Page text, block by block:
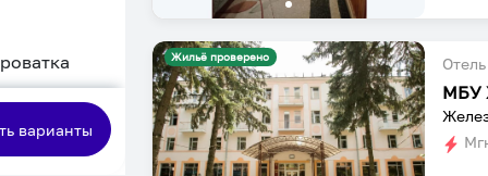
варианты
Жильё проверено Отель
МБУ